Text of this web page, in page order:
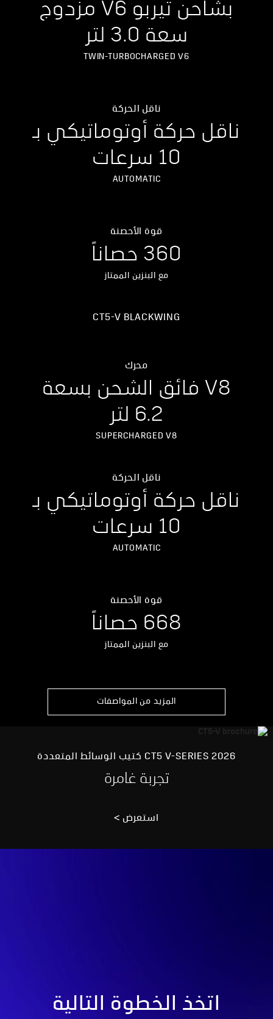
بشاحن تيربو V6 مزدوج
سعة 3.0 لتر
TWIN-TURBOCHARGED V6
ناقل الحركة
ناقل حركة أوتوماتيكي بـ
10 سرعات
AUTOMATIC
قوة الأحصنة
360 حصاناً
مع البنزين الممتاز
CT5-V BLACKWING
محرك
V8 فائق الشحن بسعة
6.2 لتر
SUPERCHARGED V8
ناقل الحركة
ناقل حركة أوتوماتيكي بـ
10 سرعات
AUTOMATIC
قوة الأحصنة
668 حصاناً
مع البنزين الممتاز
المزيد من المواصفات
2026 CT5 V-SERIES كتيب الوسائط المتعددة
تجربة غامرة
استعرض >
اتخذ الخطوة التالية